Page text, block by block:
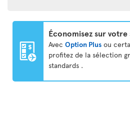
Économisez sur
Avec Option Plus ou
profitez de la sélection
standards .